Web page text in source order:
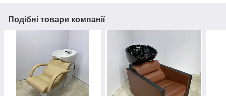
Подібні товари компанії